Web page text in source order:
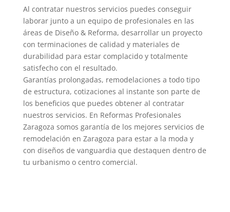
Al contratar nuestros servicios puedes conseguir
laborar junto a un equipo de profesionales en las
áreas de Diseño & Reforma, desarrollar un proyecto
con terminaciones de calidad y materiales de
durabilidad para estar complacido y totalmente
satisfecho con el resultado.
Garantías prolongadas, remodelaciones a todo tipo
de estructura, cotizaciones al instante son parte de
los beneficios que puedes obtener al contratar
nuestros servicios. En Reformas Profesionales
Zaragoza somos garantía de los mejores servicios de
remodelación en Zaragoza para estar a la moda y
con diseños de vanguardia que destaquen dentro de
tu urbanismo o centro comercial.